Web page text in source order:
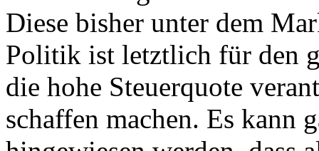
Diese bisher unter dem
Politik ist letztlich für den
die hohe Steuerquote
schaffen machen. Es kann